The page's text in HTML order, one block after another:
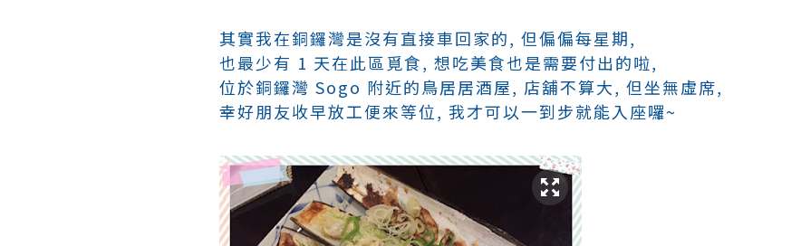
其實我在銅鑼灣是沒有直接車回家的, 但偏偏每星期,
也最少有 1 天在此區覓食, 想吃美食也是需要付出的啦,
位於銅鑼灣 Sogo 附近的鳥居居酒屋, 店舖不算大, 但坐無虛席,
幸好朋友收早放工便來等位, 我才可以一到步就能入座囉~